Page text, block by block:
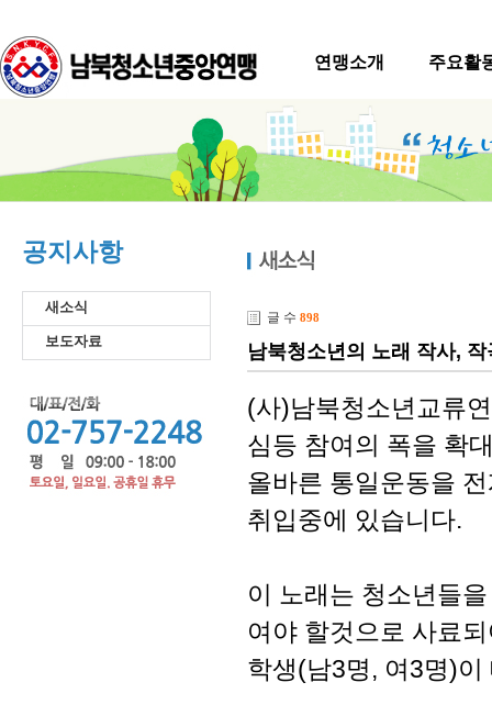
연맹소개 주요활
공지사항
새소식
보도자료
글 수 898
남북청소년의 노래 작사, 작
(사)남북청소년교류
심등 참여의 폭을 확
올바른 통일운동을
취입중에 있습니다.
이 노래는 청소년들
여야 할것으로 사료
학생(남3명, 여3명)